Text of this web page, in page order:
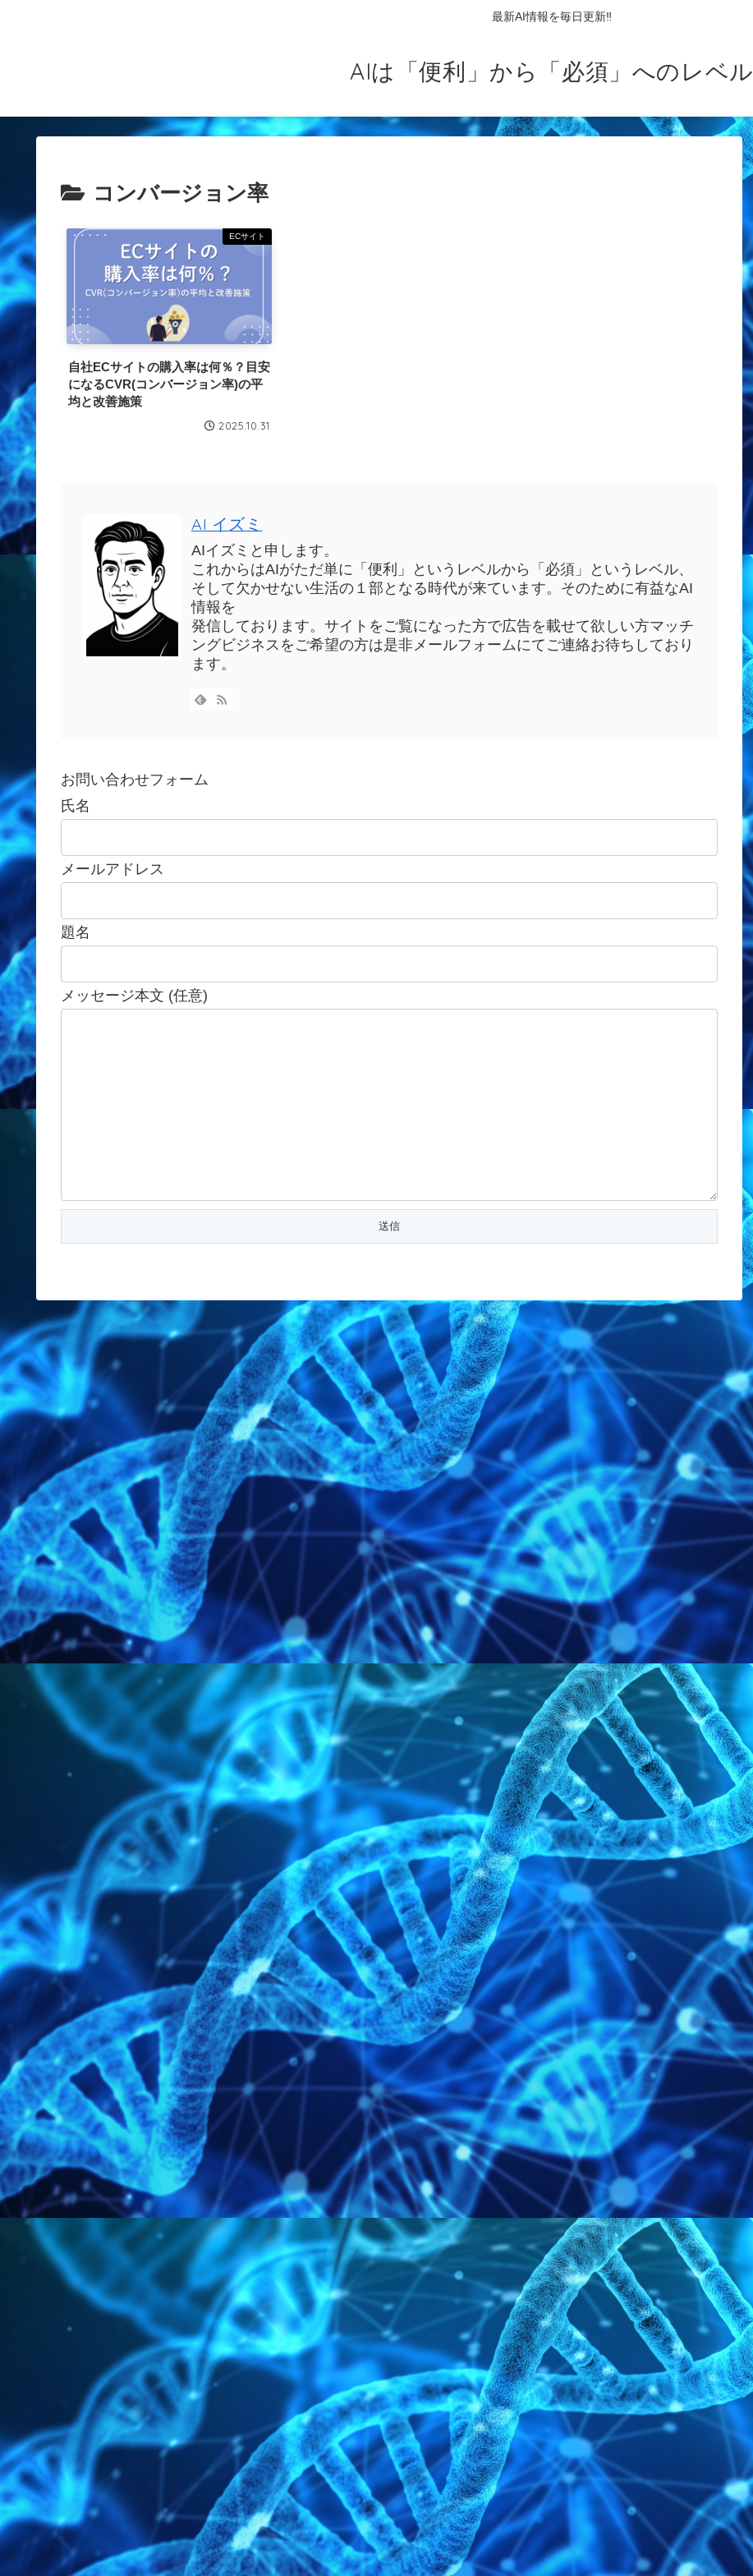
最新AI情報を毎日更新‼
AIは「便利」から「必須」へのレベル
コンバージョン率
ECサイト
自社ECサイトの購入率は何％？目安
になるCVR(コンバージョン率)の平
均と改善施策
2025.10.31
AI イズミ
AIイズミと申します。
これからはAIがただ単に「便利」というレベルから「必須」というレベル、
そして欠かせない生活の１部となる時代が来ています。そのために有益なAI
情報を
発信しております。サイトをご覧になった方で広告を載せて欲しい方マッチ
ングビジネスをご希望の方は是非メールフォームにてご連絡お待ちしており
ます。
お問い合わせフォーム
氏名
メールアドレス
題名
メッセージ本文 (任意)